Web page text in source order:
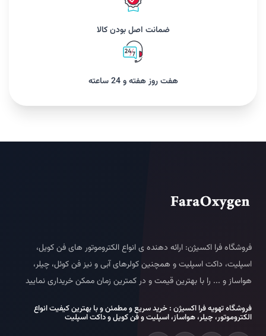
ضمانت اصل بودن کالا
هفت روز هفته و 24 ساعته
فروشگاه فرا اکسیژن: ارائه دهنده ی انواع الکتروموتور های فن کویل،
اسپلیت، داکت اسپلیت و همچنین کولرهای آبی و نیز فن کوئل، چیلر،
هواساز و ... را با بهترین قیمت و در کمترین زمان ممکن خریداری نمایید
فروشگاه تهویه فرا اکسیژن : خرید سریع و مطمئن و با بهترین کیفیت انواع
الکتروموتور، چیلر، هواساز، اسپلیت و فن کویل و داکت اسپلیت